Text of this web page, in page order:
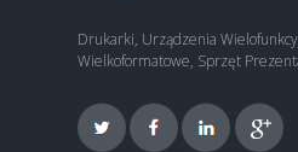
Drukarki, Urządzenia
Wielkoformatowe, Sprzęt